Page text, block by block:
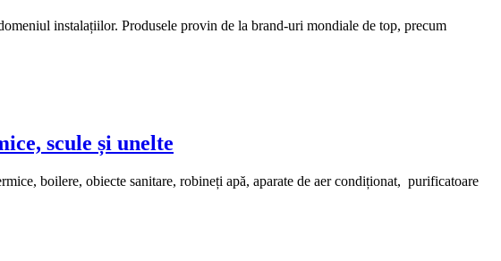
instalațiilor. Produsele provin de la brand-uri mondiale de top, precum
scule și unelte
boilere, obiecte sanitare, robineți apă, aparate de aer condiționat, purificatoare